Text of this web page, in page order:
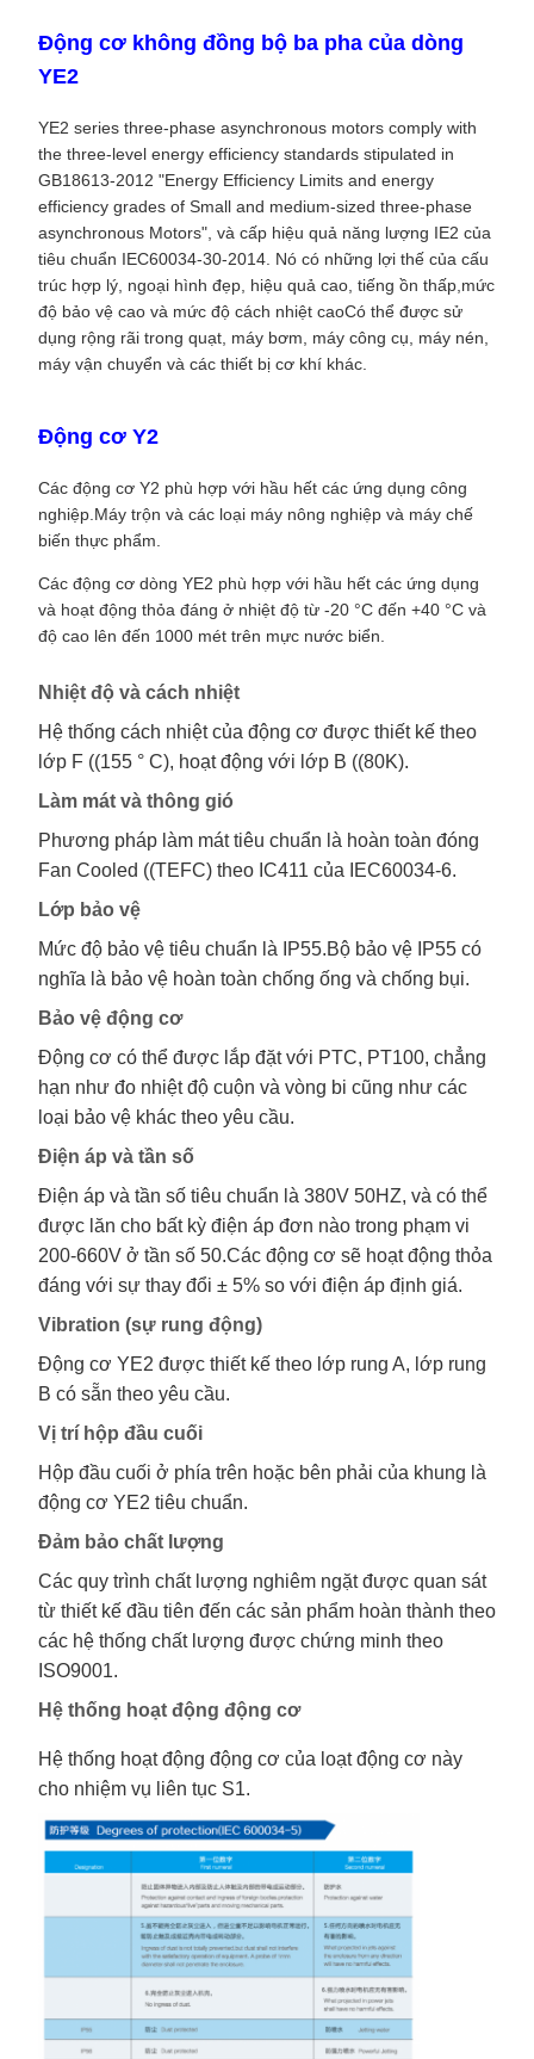
Động cơ không đồng bộ ba pha của dòng
YE2
YE2 series three-phase asynchronous motors comply with
the three-level energy efficiency standards stipulated in
GB18613-2012 "Energy Efficiency Limits and energy
efficiency grades of Small and medium-sized three-phase
asynchronous Motors", và cấp hiệu quả năng lượng IE2 của
tiêu chuẩn IEC60034-30-2014. Nó có những lợi thế của cấu
trúc hợp lý, ngoại hình đẹp, hiệu quả cao, tiếng ồn thấp,mức
độ bảo vệ cao và mức độ cách nhiệt caoCó thể được sử
dụng rộng rãi trong quạt, máy bơm, máy công cụ, máy nén,
máy vận chuyển và các thiết bị cơ khí khác.
Động cơ Y2
Các động cơ Y2 phù hợp với hầu hết các ứng dụng công
nghiệp.Máy trộn và các loại máy nông nghiệp và máy chế
biến thực phẩm.
Các động cơ dòng YE2 phù hợp với hầu hết các ứng dụng
và hoạt động thỏa đáng ở nhiệt độ từ -20 °C đến +40 °C và
độ cao lên đến 1000 mét trên mực nước biển.
Nhiệt độ và cách nhiệt
Hệ thống cách nhiệt của động cơ được thiết kế theo
lớp F ((155 ° C), hoạt động với lớp B ((80K).
Làm mát và thông gió
Phương pháp làm mát tiêu chuẩn là hoàn toàn đóng
Fan Cooled ((TEFC) theo IC411 của IEC60034-6.
Lớp bảo vệ
Mức độ bảo vệ tiêu chuẩn là IP55.Bộ bảo vệ IP55 có
nghĩa là bảo vệ hoàn toàn chống ống và chống bụi.
Bảo vệ động cơ
Động cơ có thể được lắp đặt với PTC, PT100, chẳng
hạn như đo nhiệt độ cuộn và vòng bi cũng như các
loại bảo vệ khác theo yêu cầu.
Điện áp và tần số
Điện áp và tần số tiêu chuẩn là 380V 50HZ, và có thể
được lăn cho bất kỳ điện áp đơn nào trong phạm vi
200-660V ở tần số 50.Các động cơ sẽ hoạt động thỏa
đáng với sự thay đổi ± 5% so với điện áp định giá.
Vibration (sự rung động)
Động cơ YE2 được thiết kế theo lớp rung A, lớp rung
B có sẵn theo yêu cầu.
Vị trí hộp đầu cuối
Hộp đầu cuối ở phía trên hoặc bên phải của khung là
động cơ YE2 tiêu chuẩn.
Đảm bảo chất lượng
Các quy trình chất lượng nghiêm ngặt được quan sát
từ thiết kế đầu tiên đến các sản phẩm hoàn thành theo
các hệ thống chất lượng được chứng minh theo
ISO9001.
Hệ thống hoạt động động cơ
Hệ thống hoạt động động cơ của loạt động cơ này
cho nhiệm vụ liên tục S1.